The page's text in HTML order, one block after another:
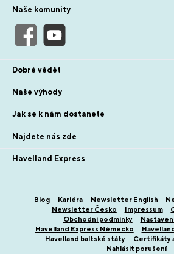
Naše komunity
Dobré vědět
Naše výhody
Jak se k nám dostanete
Najdete nás zde
Havelland Express
Blog Kariéra Newsletter English
Newsletter Česko
Impressum
Obchodní podmínky
Havelland Express Německo
Havelland baltské státy
Certifikáty
Nahlásit porušení